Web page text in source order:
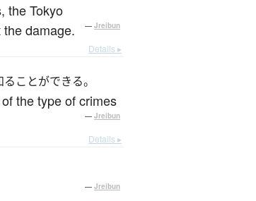
the Tokyo
damage.
— Jreibun
Details ▸
ことができる。
the type of crimes
— Jreibun
Details ▸
— Jreibun